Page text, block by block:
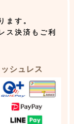
ます。
ス決済もご利
シュレス